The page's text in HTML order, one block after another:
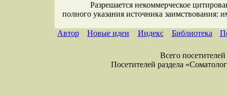
Разрешается некоммерческое
полного указания источника заимствования:
Автор Новые идеи Индекс Библиотека
Всего
Посетителей раздела